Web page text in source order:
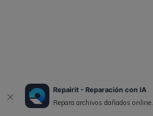
Repairit - Reparación con IA
Repara archivos dañados online.